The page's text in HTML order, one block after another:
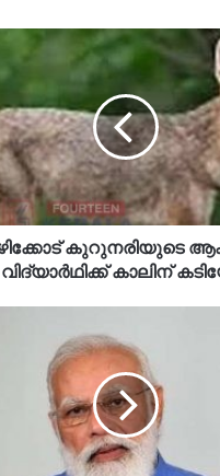
കുറുനരിയുടെ
വിദ്യാർഥിക്ക് കാലിന്